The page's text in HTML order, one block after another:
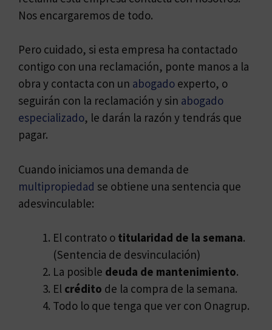
Nos encargaremos de todo.
Pero cuidado, si esta empresa ha contactado
contigo con una reclamación, ponte manos a la
obra y contacta con un abogado experto, o
seguirán con la reclamación y sin abogado
especializado, le darán la razón y tendrás que
pagar.
Cuando iniciamos una demanda de
multipropiedad se obtiene una sentencia que
adesvinculable:
El contrato o titularidad de la semana.
(Sentencia de desvinculación)
La posible deuda de mantenimiento.
El crédito de la compra de la semana.
Todo lo que tenga que ver con Onagrup.